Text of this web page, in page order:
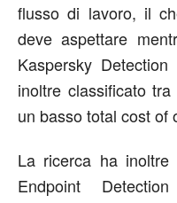
flusso di lavoro, il
deve aspettare
Kaspersky
inoltre classificato
un basso total cost of
La ricerca ha inoltre
Endpoint